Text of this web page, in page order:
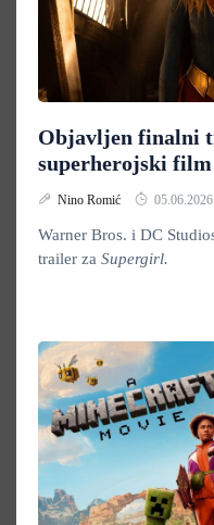
Objavljen finalni
superherojski
Nino Romić 05.06.2026.
Warner Bros. i DC
trailer za Supergirl.